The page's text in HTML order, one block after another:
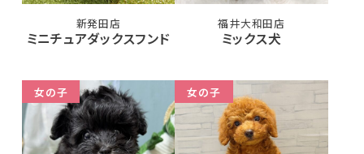
新発田店
ミニチュアダックスフンド
福井大和田店
ミックス犬
女の子 女の子